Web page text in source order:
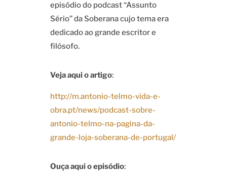
episódio do podcast “Assunto
Sério” da Soberana cujo tema era
dedicado ao grande escritor e
filósofo.
Veja aqui o artigo:
http://m.antonio-telmo-vida-e-
obra.pt/news/podcast-sobre-
antonio-telmo-na-pagina-da-
grande-loja-soberana-de-portugal/
Ouça aqui o episódio: